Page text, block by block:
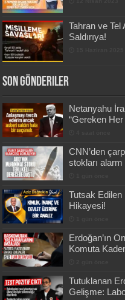
Tahran ve Tel
Saldırıya!
Son Gönderiler
Netanyahu
“Gereken Her
CNN’den
stokları
Tutsak Edilen
Hikayesi!
Erdoğan’ın
Komuta
Tutuklanan
Gelişme: